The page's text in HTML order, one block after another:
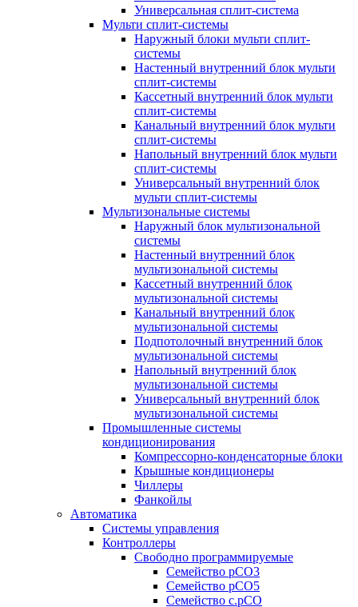
Универсальная сплит-система
Мульти сплит-системы
Наружный блоки мульти сплит-
системы
Настенный внутренний блок мульти
сплит-системы
Кассетный внутренний блок мульти
сплит-системы
Канальный внутренний блок мульти
сплит-системы
Напольный внутренний блок мульти
сплит-системы
Универсальный внутренний блок
мульти сплит-системы
Мультизональные системы
Наружный блок мультизональной
системы
Настенный внутренний блок
мультизональной системы
Кассетный внутренний блок
мультизональной системы
Канальный внутренний блок
мультизональной системы
Подпотолочный внутренний блок
мультизональной системы
Напольный внутренний блок
мультизональной системы
Универсальный внутренний блок
мультизональной системы
Промышленные системы
кондиционирования
Компрессорно-конденсаторные блоки
Крышные кондиционеры
Чиллеры
Фанкойлы
Автоматика
Системы управления
Контроллеры
Свободно программируемые
Семейство pCO3
Семейство pCO5
Семейство c.pCO